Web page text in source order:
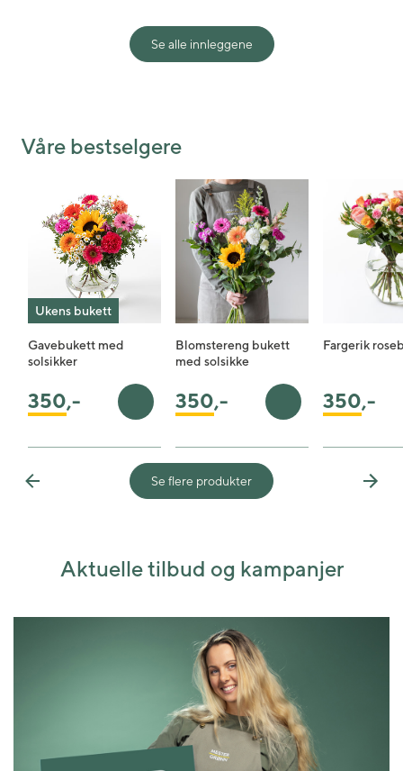
Shared post
Se alle innleggene
Våre bestselgere
Ukens bukett
Gavebukett med
solsikker
350,- Legg i handlekurv
Blomstereng bukett
med solsikke
350,- Legg i handlekurv
Fargerik
350,-
Previous Next
Se flere produkter
Aktuelle tilbud og kampanjer